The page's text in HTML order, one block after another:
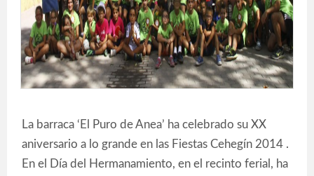
La barraca ‘El Puro de Anea’ ha celebrado su XX
aniversario a lo grande en las Fiestas Cehegín 2014 .
En el Día del Hermanamiento, en el recinto ferial, ha